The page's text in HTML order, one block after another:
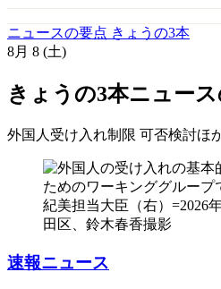
ニュースの要点 きょうの3本
8月 8 (土)
きょうの3本ニュー
外国人受け入れ制限 可否検討ほ
速報ニュース